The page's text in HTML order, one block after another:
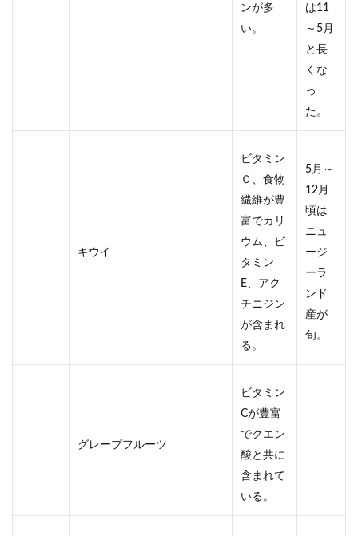
ンが多
い。
は11
～5月
と長
くな
っ
た。
キウイ
ビタミン
Ｃ、食物
繊維が豊
富でカリ
ウム、ビ
タミン
E、アク
チニジン
が含まれ
る。
5月～
12月
頃は
ニュ
ージ
ーラ
ンド
産が
旬。
グレープフルーツ
ビタミン
Cが豊富
でクエン
酸と共に
含まれて
いる。